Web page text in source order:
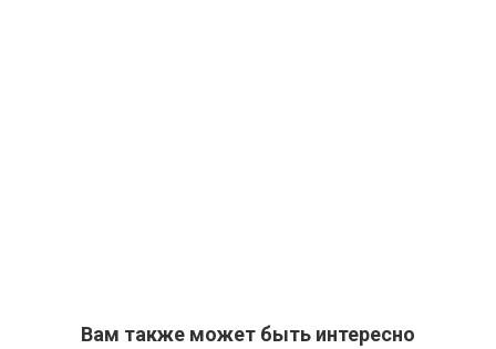
Вам также может быть интересно